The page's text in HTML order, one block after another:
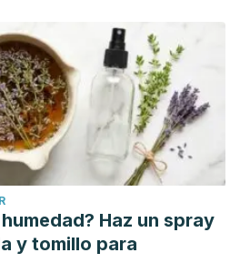
medical.net/health/Nephrotic-
Treatment.aspx
S.J. Swierzewski. Síndrome
tratamiento, pronóstico. Last
nephrotic-
ns/diagnosis.shtml
Haz un spray
y tomillo para